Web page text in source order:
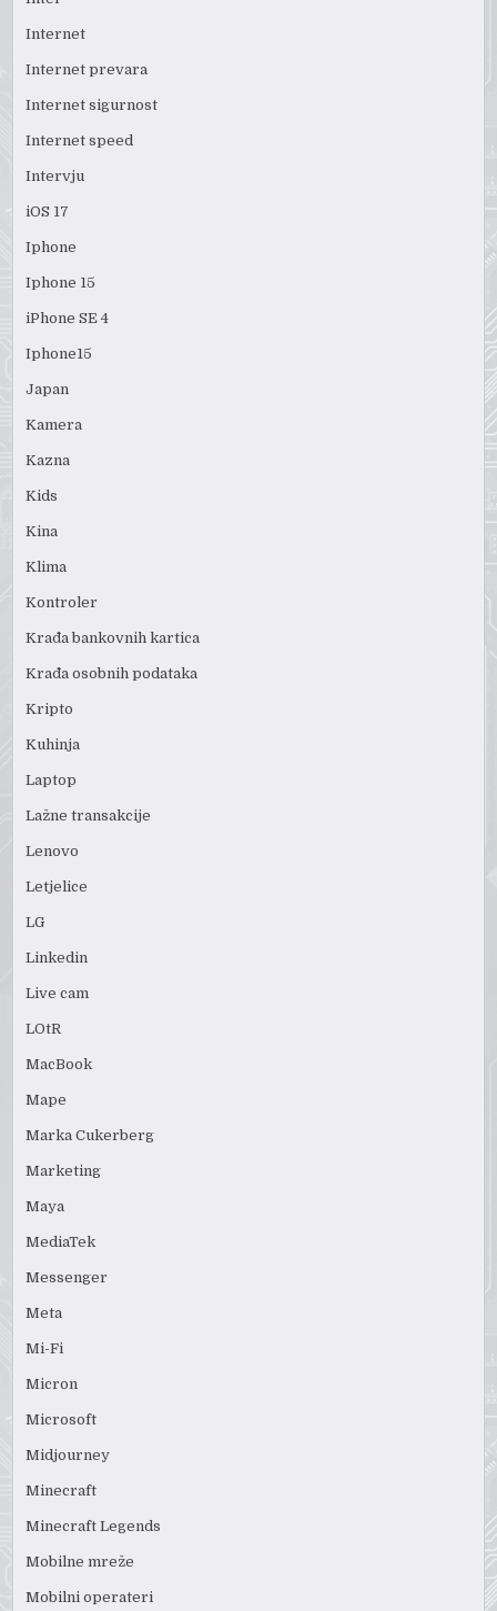
Internet
Internet prevara
Internet sigurnost
Internet speed
Intervju
iOS 17
Iphone
Iphone 15
iPhone SE 4
Iphone15
Japan
Kamera
Kazna
Kids
Kina
Klima
Kontroler
Krađa bankovnih kartica
Krađa osobnih podataka
Kripto
Kuhinja
Laptop
Lažne transakcije
Lenovo
Letjelice
LG
Linkedin
Live cam
LOtR
MacBook
Mape
Marka Cukerberg
Marketing
Maya
MediaTek
Messenger
Meta
Mi-Fi
Micron
Microsoft
Midjourney
Minecraft
Minecraft Legends
Mobilne mreže
Mobilni operateri